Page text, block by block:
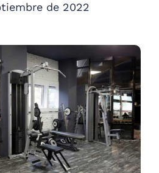
de 2022